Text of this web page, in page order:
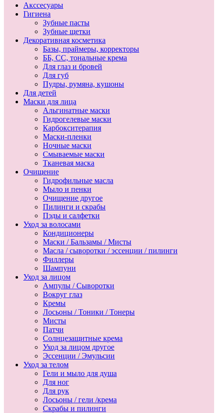
Акссесуары
Гигиена
Зубные пасты
Зубные щетки
Декоративная косметика
Базы, праймеры, корректоры
ББ, СС, тональные крема
Для глаз и бровей
Для губ
Пудры, румяна, кушоны
Для детей
Маски для лица
Альгинатные маски
Гидрогелевые маски
Карбокситерапия
Маски-пленки
Ночные маски
Смываемые маски
Тканевая маска
Очищение
Гидрофильные масла
Мыло и пенки
Очищение другое
Пилинги и скрабы
Пэды и салфетки
Уход за волосами
Кондиционеры
Маски / Бальзамы / Мисты
Масла / сыворотки / эссенции / пилинги
Филлеры
Шампуни
Уход за лицом
Ампулы / Сыворотки
Вокруг глаз
Кремы
Лосьоны / Тоники / Тонеры
Мисты
Патчи
Солнцезащитные крема
Уход за лицом другое
Эссенции / Эмульсии
Уход за телом
Гели и мыло для душа
Для ног
Для рук
Лосьоны / гели /крема
Скрабы и пилинги